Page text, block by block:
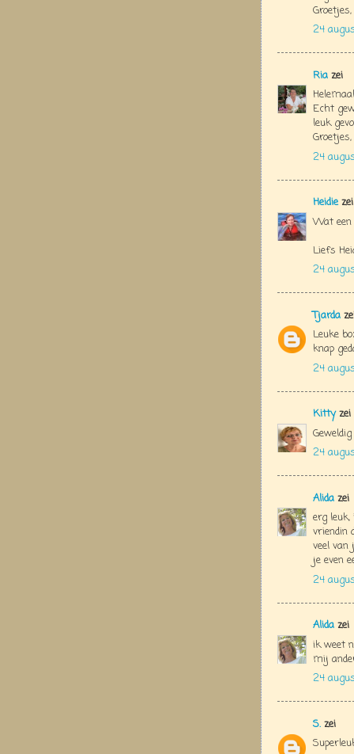
24
Ria zei
Echt
leuk
24
Heidiezei
Wat een
Liefs
24
Tjarda
Leuke
knap
24
Kittyzei
24
Alida zei
erg
vriendin
veel
je even
24
Alida zei
ik weet
mij
24
S. zei